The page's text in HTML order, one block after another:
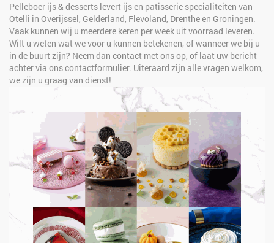
Pelleboer ijs & desserts levert ijs en patisserie specialiteiten van
Otelli in Overijssel, Gelderland, Flevoland, Drenthe en Groningen.
Vaak kunnen wij u meerdere keren per week uit voorraad leveren.
Wilt u weten wat we voor u kunnen betekenen, of wanneer we bij u
in de buurt zijn? Neem dan contact met ons op, of laat uw bericht
achter via ons contactformulier. Uiteraard zijn alle vragen welkom,
we zijn u graag van dienst!